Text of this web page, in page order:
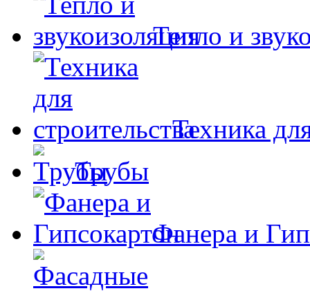
Тепло и
Техника
Трубы
Фанера и